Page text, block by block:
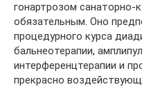
гонартрозом санаторно-
обязательным. Оно
процедурного курса
бальнеотерапии,
интерференцтерапии и
прекрасно